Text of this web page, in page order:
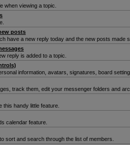
when viewing a topic.
posts
have a new reply today and the new posts made
reply is added to a topic.
information, avatars, signatures, board
track them, edit your messenger folders and
this handy little feature.
calendar feature.
sort and search through the list of members.